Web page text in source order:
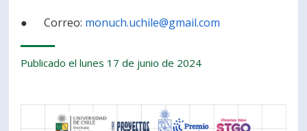
● Correo: monuch.uchile@gmail.com
Publicado el lunes 17 de junio de 2024